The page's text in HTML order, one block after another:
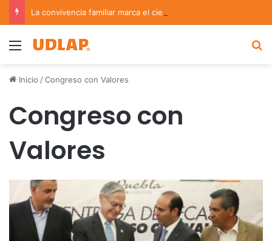
Menu
Inicio /Congreso con Valores
Congreso con
Valores